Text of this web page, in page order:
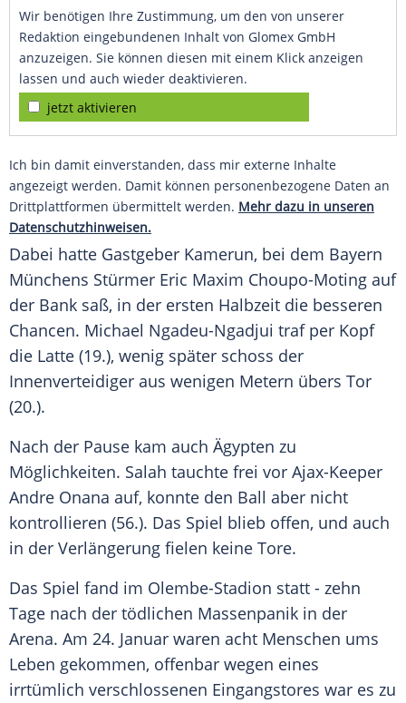
Wir benötigen Ihre Zustimmung, um den von unserer
Redaktion eingebundenen Inhalt von Glomex GmbH
anzuzeigen. Sie können diesen mit einem Klick anzeigen
lassen und auch wieder deaktivieren.
jetzt aktivieren
Ich bin damit einverstanden, dass mir externe Inhalte
angezeigt werden. Damit können personenbezogene Daten an
Drittplattformen übermittelt werden. Mehr dazu in unseren
Datenschutzhinweisen.
Dabei hatte Gastgeber Kamerun, bei dem Bayern
Münchens Stürmer Eric Maxim Choupo-Moting auf
der Bank saß, in der ersten Halbzeit die besseren
Chancen. Michael Ngadeu-Ngadjui traf per Kopf
die Latte (19.), wenig später schoss der
Innenverteidiger aus wenigen Metern übers Tor
(20.).
Nach der Pause kam auch Ägypten zu
Möglichkeiten. Salah tauchte frei vor Ajax-Keeper
Andre Onana auf, konnte den Ball aber nicht
kontrollieren (56.). Das Spiel blieb offen, und auch
in der Verlängerung fielen keine Tore.
Das Spiel fand im Olembe-Stadion statt - zehn
Tage nach der tödlichen Massenpanik in der
Arena. Am 24. Januar waren acht Menschen ums
Leben gekommen, offenbar wegen eines
irrtümlich verschlossenen Eingangstores war es zu